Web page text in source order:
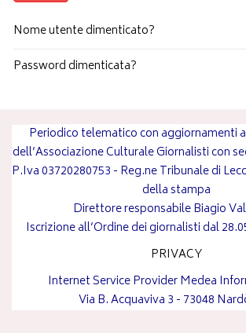
Nome utente dimenticato?
Password dimenticata?
Periodico telematico con aggiornamenti
dell’Associazione Culturale Giornalisti con
P.Iva 03720280753 - Reg.ne Tribunale di
della stampa
Direttore responsabileBiagio
Iscrizione all’Ordine dei giornalisti dal
PRIVACY
Internet Service ProviderMedea
Via B. Acquaviva 3 - 73048